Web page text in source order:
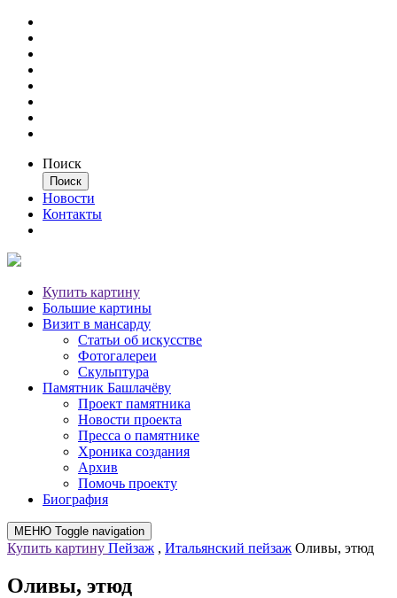
Поиск
Новости
Контакты
Купить картину
Большие картины
Визит в мансарду
Статьи об искусстве
Фотогалереи
Скульптура
Памятник Башлачёву
Проект памятника
Новости проекта
Пресса о памятнике
Хроника создания
Архив
Помочь проекту
Биография
МЕНЮ Toggle navigation
Купить картину Пейзаж , Итальянский пейзаж Оливы, этюд
Оливы, этюд